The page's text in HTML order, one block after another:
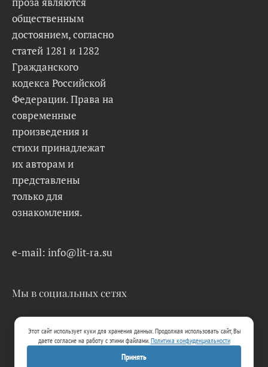
общественным
достоянием, согласно
статей 1281 и 1282
Гражданского
кодекса Российской
Федерации. Права на
современные
произведения и
стихи принадлежат
их авторам и
представлены
только для
ознакомления.
e-mail: info@lit-ra.su
Мы в социальных сетях
Этот сайт использует куки для хранения данных. Продолжая использовать сайт, Вы
даете согласие на работу с этими файлами.Политика конфиденциальности
Принять